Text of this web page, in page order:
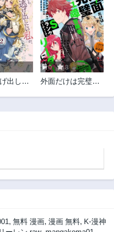
1年前
第19.1話
1年前
第18.4話
1年前
第18.2話
1年前
第17.3話
第15.1話
出した
しまっ
0 8
外面だけは完璧な
ーでリーダーにな
, 無料 漫画, 漫画 無料, K-漫神